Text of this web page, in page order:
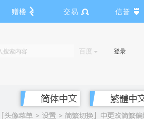
赠楼 交易 信誉
百度 登录